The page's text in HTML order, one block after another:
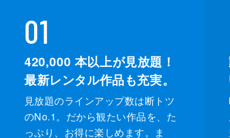
01
420,000 本以上が見放題！
最新レンタル作品も充実。
見放題のラインアップ数は断トツ
のNo.1。だから観たい作品を、た
っぷり、お得に楽しめます。ま